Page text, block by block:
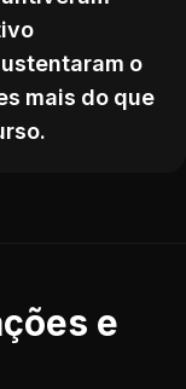
o
mais do que
e